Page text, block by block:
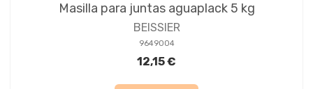
Masilla para juntas aguaplack 5 kg
BEISSIER
9649004
12,15 €